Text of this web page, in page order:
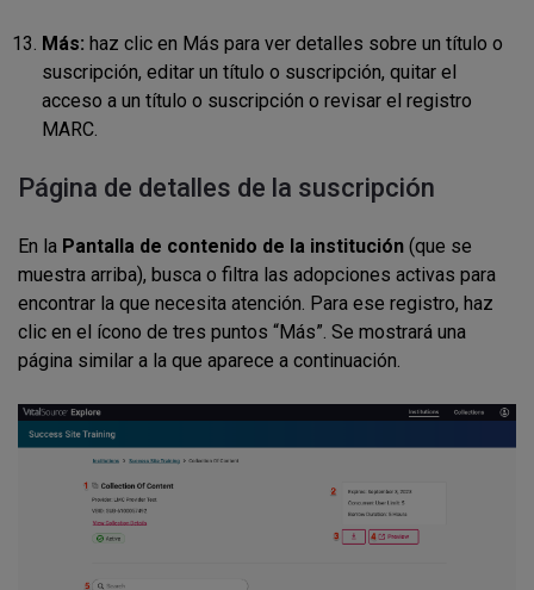
Más: haz clic en Más para ver detalles sobre un título o
suscripción, editar un título o suscripción, quitar el
acceso a un título o suscripción o revisar el registro
MARC.
Página de detalles de la suscripción
En la Pantalla de contenido de la institución (que se
muestra arriba), busca o filtra las adopciones activas para
encontrar la que necesita atención. Para ese registro, haz
clic en el ícono de tres puntos “Más”. Se mostrará una
página similar a la que aparece a continuación.